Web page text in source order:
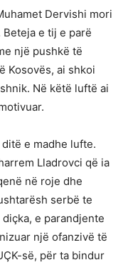
Dervishi mori
e tij e parë
një pushkë të
Kosovës, ai shkoi
Në këtë luftë ai
e madhe lufte.
Lladrovci që ia
në roje dhe
serbë te
e parandjente
një ofanzivë të
së, për ta bindur